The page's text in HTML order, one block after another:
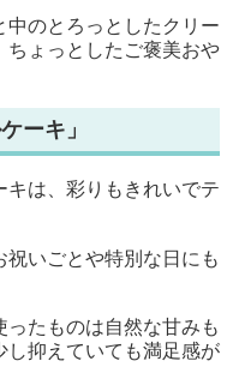
中のとろっとしたクリー
ちょっとしたご褒美おや
ーキ」
キは、彩りもきれいでテ
祝いごとや特別な日にも
たものは自然な甘みも
し抑えていても満足感が